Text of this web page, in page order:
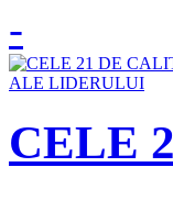
CELE